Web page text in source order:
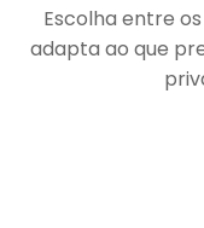
Escolha entre
adapta ao que